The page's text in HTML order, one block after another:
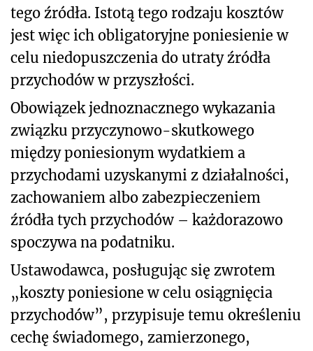
tego źródła. Istotą tego rodzaju kosztów
jest więc ich obligatoryjne poniesienie w
celu niedopuszczenia do utraty źródła
przychodów w przyszłości.
Obowiązek jednoznacznego wykazania
związku przyczynowo-skutkowego
między poniesionym wydatkiem a
przychodami uzyskanymi z działalności,
zachowaniem albo zabezpieczeniem
źródła tych przychodów – każdorazowo
spoczywa na podatniku.
Ustawodawca, posługując się zwrotem
„koszty poniesione w celu osiągnięcia
przychodów”, przypisuje temu określeniu
cechę świadomego, zamierzonego,